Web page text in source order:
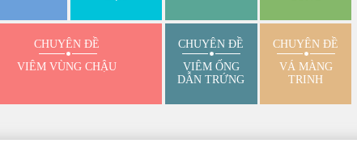
CHUYÊN ĐỀ
VIÊM VÙNG CHẬU
CHUYÊN ĐỀ
VIÊM ỐNG
DẪN TRỨNG
CHUYÊN ĐỀ
VÁ MÀNG
TRINH